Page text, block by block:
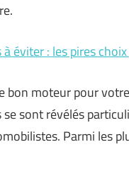
éviter : les pires
bon moteur pour
sont révélés
Parmi les